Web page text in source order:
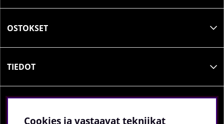
OSTOKSET
TIEDOT
Cookies ja vastaavat tekniikat